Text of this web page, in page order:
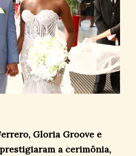
Gloria Groove e
a cerimônia,